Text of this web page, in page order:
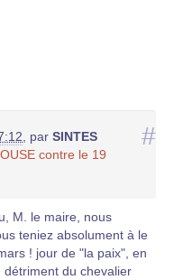
#
, par SINTES
contre le 19
M. le maire, nous
teniez absolument à le
! jour de "la paix", en
du chevalier